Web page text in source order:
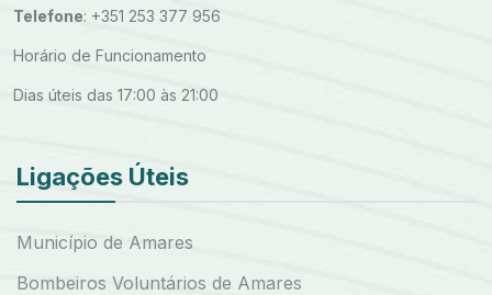
Telefone: +351 253 377 956
Horário de Funcionamento
Dias úteis das 17:00 às 21:00
Ligações Úteis
Município de Amares
Bombeiros Voluntários de Amares